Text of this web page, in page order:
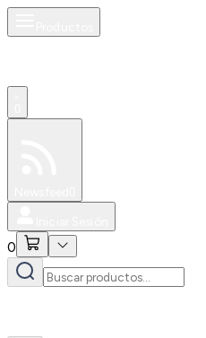
0